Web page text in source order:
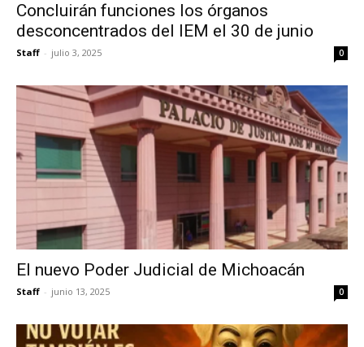
Concluirán funciones los órganos
desconcentrados del IEM el 30 de junio
Staff - julio 3, 2025 0
El nuevo Poder Judicial de Michoacán
Staff - junio 13, 2025 0